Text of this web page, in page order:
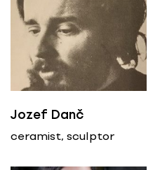
Jozef Danč
ceramist, sculptor